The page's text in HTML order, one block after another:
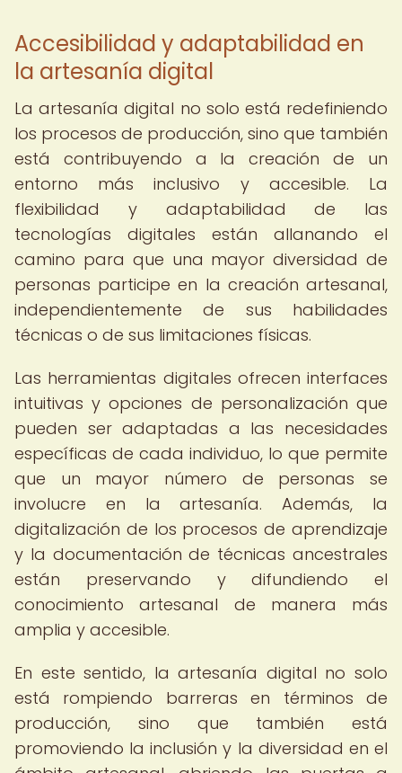
Accesibilidad y adaptabilidad en
la artesanía digital
La artesanía digital no solo está redefiniendo
los procesos de producción, sino que también
está contribuyendo a la creación de un
entorno más inclusivo y accesible. La
flexibilidad y adaptabilidad de las
tecnologías digitales están allanando el
camino para que una mayor diversidad de
personas participe en la creación artesanal,
independientemente de sus habilidades
técnicas o de sus limitaciones físicas.
Las herramientas digitales ofrecen interfaces
intuitivas y opciones de personalización que
pueden ser adaptadas a las necesidades
específicas de cada individuo, lo que permite
que un mayor número de personas se
involucre en la artesanía. Además, la
digitalización de los procesos de aprendizaje
y la documentación de técnicas ancestrales
están preservando y difundiendo el
conocimiento artesanal de manera más
amplia y accesible.
En este sentido, la artesanía digital no solo
está rompiendo barreras en términos de
producción, sino que también está
promoviendo la inclusión y la diversidad en el